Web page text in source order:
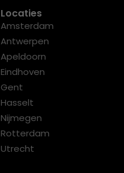
Locaties
Amsterdam
Antwerpen
Apeldoorn
Eindhoven
Gent
Hasselt
Nijmegen
Rotterdam
Utrecht